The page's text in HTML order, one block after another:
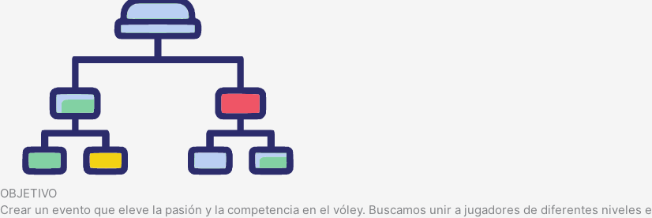
OBJETIVO
Crear un evento que eleve la pasión y la competencia en el vóley. Buscamos unir a jugadores de diferentes